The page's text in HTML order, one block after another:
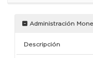
Administración
Descripción